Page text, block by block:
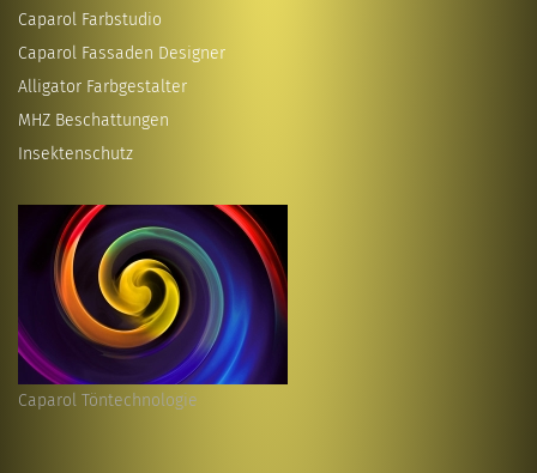
Caparol Farbstudio
Caparol Fassaden Designer
Alligator Farbgestalter
MHZ Beschattungen
Insektenschutz
Caparol Töntechnologie